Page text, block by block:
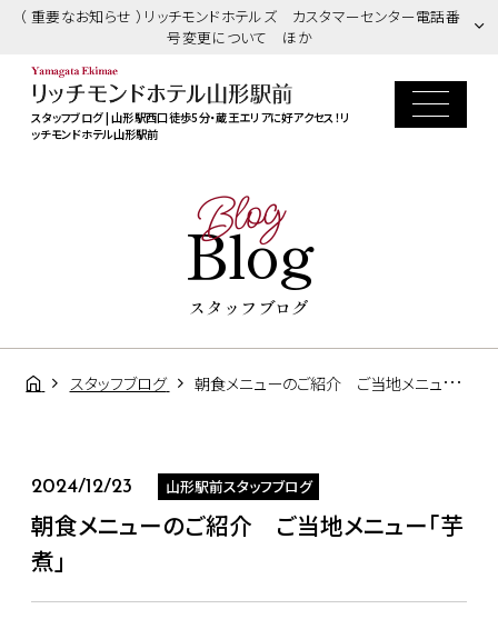
（ 重要なお知らせ ）リッチモンドホテルズ カスタマーセンター電話番
号変更について ほか
スタッフブログ | 山形駅西口徒歩5分・蔵王エリアに好アクセス！リ
ッチモンドホテル山形駅前
Blog
Blog
スタッフブログ
スタッフブログ 朝食メニューのご紹介 ご当地メニュー「芋煮」
2024/12/23 山形駅前スタッフブログ
朝食メニューのご紹介 ご当地メニュー「芋
煮」